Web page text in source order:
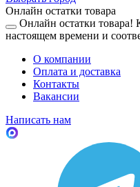
Онлайн остатки товара
Онлайн остатки товара!
настоящем времени и
О компании
Оплата и доставка
Контакты
Вакансии
Написать нам